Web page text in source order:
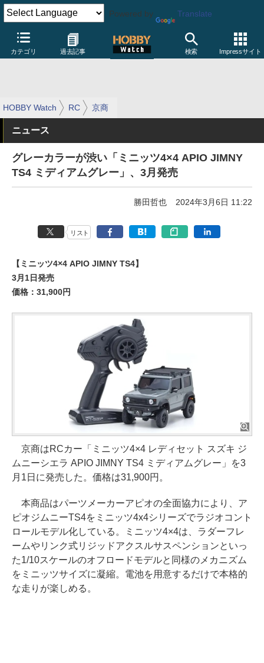
Powered by Translate
カテゴリ 過去記事 検索 Impressサイト
HOBBY Watch RC 京商
ニュース
グレーカラーが渋い「ミニッツ4×4 APIO JIMNY
TS4 ミディアムグレー」、3月発売
勝田哲也 2024年3月6日 11:22
リスト
【ミニッツ4×4 APIO JIMNY TS4】
3月1日発売
価格：31,900円
京商はRCカー「ミニッツ4×4 レディセット スズキ ジ
ムニーシエラ APIO JIMNY TS4 ミディアムグレー」を3
月1日に発売した。価格は31,900円。
本商品はパーツメーカーアピオの全面協力により、ア
ピオジムニーTS4をミニッツ4x4シリーズでラジオコント
ロールモデル化している。ミニッツ4×4は、ラダーフレ
ームやリンク式リジッドアクスルサスペンションといっ
た1/10スケールのオフロードモデルと同様のメカニズム
をミニッツサイズに凝縮。電池を用意するだけで本格的
な走りが楽しめる。